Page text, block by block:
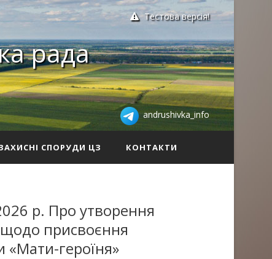
Тестова версія!
рада
andrushivka_info
СПОРУДИ ЦЗ КОНТАКТИ
р. Про утворення
щодо присвоєння
«Мати-героїня»